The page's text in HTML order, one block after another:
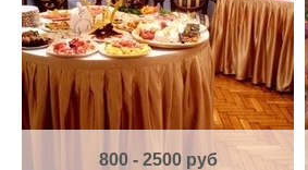
800 - 2500 руб